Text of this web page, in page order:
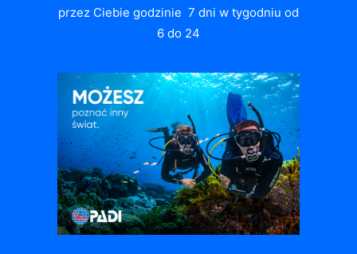
przez Ciebie godzinie 7 dni w tygodniu od
6 do 24